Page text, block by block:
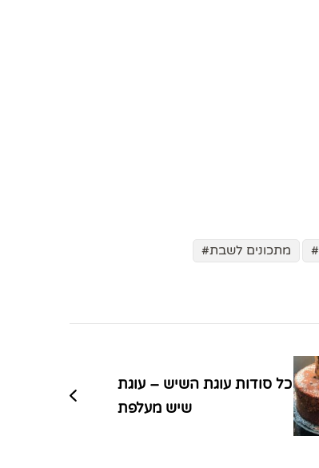
מתכונים לשבת
כל סודות עוגת השיש – עוגת
שיש מעלפת